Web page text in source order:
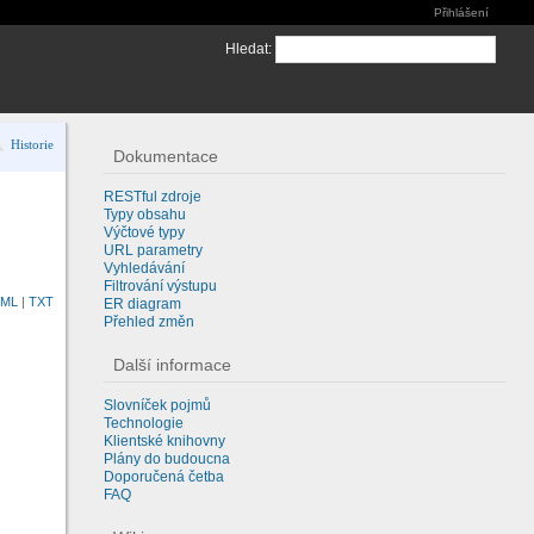
Přihlášení
Hledat:
Dokumentace
RESTful zdroje
Typy obsahu
Výčtové typy
URL parametry
Vyhledávání
Filtrování výstupu
ER diagram
Přehled změn
Další informace
Slovníček pojmů
Technologie
Klientské knihovny
Plány do budoucna
Doporučená četba
FAQ
Historie
TXT